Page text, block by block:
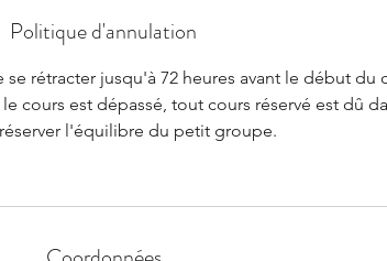
Politique d'annulation
rétracter jusqu'à 72 heures avant le début du
cours est dépassé, tout cours réservé est dû
l'équilibre du petit groupe.